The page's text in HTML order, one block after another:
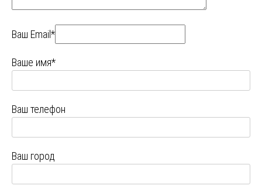
Ваш Email*
Ваше имя*
Ваш телефон
Ваш город